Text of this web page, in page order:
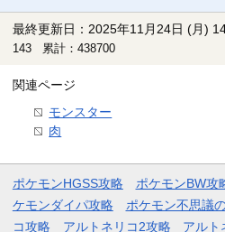
最終更新日：2025年11月24日 (月)
143 累計：438700
関連ページ
モンスター
肉
ポケモンHGSS攻略 ポケモンBW攻
ケモンダイパ攻略
ポケモン不思議
コ攻略
アルトネリコ2攻略 アルト